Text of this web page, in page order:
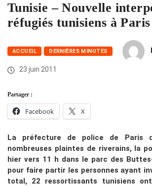
Tunisie – Nouvelle
réfugiés tunisiens à Paris
ACCUEIL DERNIÈRES MINUTES
23 juin 2011
Partager :
Facebook X
La préfecture de police de Paris
nombreuses plaintes de riverains, la
hier vers 11 h dans le parc des
pour faire partir les personnes ayant
total, 22 ressortissants tunisiens